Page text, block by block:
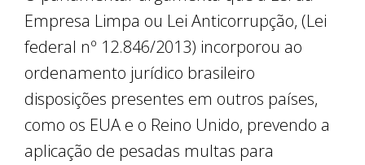
Empresa Limpa ou Lei Anticorrupção, (Lei
federal nº 12.846/2013) incorporou ao
ordenamento jurídico brasileiro
disposições presentes em outros países,
como os EUA e o Reino Unido, prevendo a
aplicação de pesadas multas para